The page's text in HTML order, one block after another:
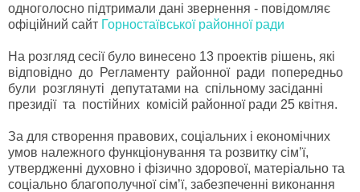
одноголосно підтримали дані звернення - повідомляє
офіційний сайт Горностаївської районної ради
На розгляд сесії було винесено 13 проектів рішень, які
відповідно до Регламенту районної ради попередньо
були розглянуті депутатами на спільному засіданні
президії та постійних комісій районної ради 25 квітня.
За для створення правових, соціальних і економічних
умов належного функціонування та розвитку сім’ї,
утвердженні духовно і фізично здорової, матеріально та
соціально благополучної сім’ї, забезпеченні виконання